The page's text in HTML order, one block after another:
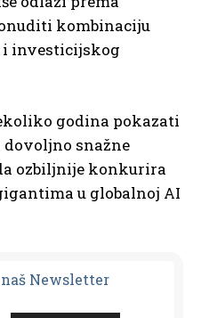
kombinaciju
investicijskog
godina pokazati
snažne
ozbiljnije konkurira
u globalnoj AI
naš Newsletter